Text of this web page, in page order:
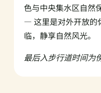
色与中央集水区自然
— 这里是对外开放的
临，静享自然风光。
最后入步行道时间为